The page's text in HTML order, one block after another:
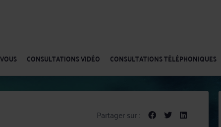
CONSULTATIONS VIDÉO CONSULTATIONS TÉLÉPHONIQUES
Partager sur :